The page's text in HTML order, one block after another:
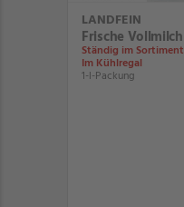
LANDFEIN
Frische Vollmilch
Ständig im Sortiment
Im Kühlregal
1-l-Packung